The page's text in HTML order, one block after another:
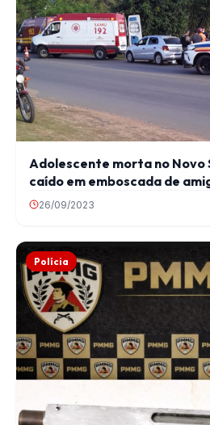
Adolescente morta no
caído em emboscada de
26/09/2023
Polícia